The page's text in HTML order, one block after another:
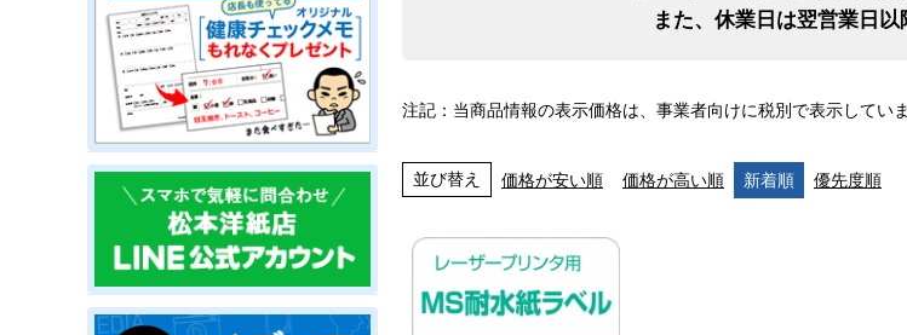
また、休業日は翌営業日以
注記：当商品情報の表示価格は、事業者向けに税別で表示していま
並び替え 価格が安い順 価格が高い順 新着順 優先度順